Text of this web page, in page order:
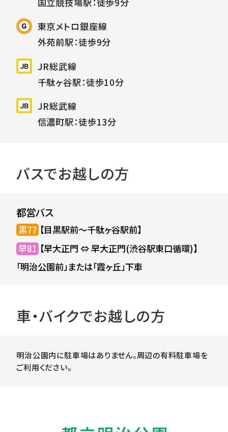
東京メトロ銀座線
外苑前駅：徒歩9分
JR総武線
千駄ヶ谷駅：徒歩10分
JR総武線
信濃町駅：徒歩13分
バスでお越しの方
都営バス
黒77 【目黒駅前～千駄ヶ谷駅前】
早81 【早大正門 ⇔ 早大正門(渋谷駅東口循環)】
「明治公園前」または「霞ヶ丘」下車
車・バイクでお越しの方
明治公園内に駐車場はありません。周辺の有料駐車場を
ご利用ください。